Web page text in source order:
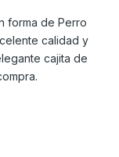
forma de Perro
calidad y
cajita de